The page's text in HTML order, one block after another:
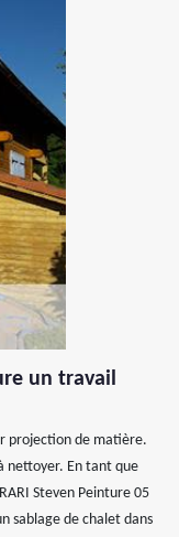
un travail
projection de matière.
nettoyer. En tant que
Steven Peinture 05
sablage de chalet dans